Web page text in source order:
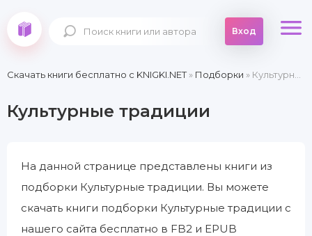
Вход
Скачать книги бесплатно c KNIGKI.NET» Подборки » Культурные традиции
Культурные традиции
На данной странице представлены книги из
подборки Культурные традиции. Вы можете
скачать книги подборки Культурные традиции с
нашего сайта бесплатно в FB2 и EPUB